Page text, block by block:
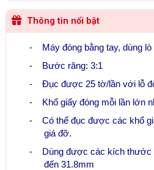
Thông tin nổi bật
-
Máy đóng bằng tay, dùng
-
Bước răng: 3:1
-
Đục được 25 tờ/lần với lỗ
-
Khổ giấy đóng mỗi lần lớn
-
Có thể đục được các khổ
giá đỡ.
-
Dùng được các kích thước
đến 31.8mm